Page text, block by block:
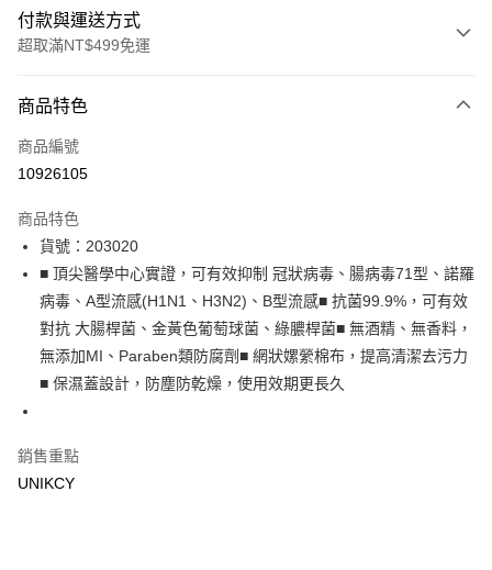
付款與運送方式
超取滿NT$499免運
icash Pay
信用卡一次付款
LINE Pay
Apple Pay
街口支付
悠遊付
運送方式
7-11取貨付款［需3-5個工作天不含預購商品］
商品特色
商品編號
10926105
商品特色
貨號：203020
■ 頂尖醫學中心實證，可有效抑制 冠狀病毒、腸病毒71型、諾羅
病毒、A型流感(H1N1、H3N2)、B型流感■ 抗菌99.9%，可有效
對抗 大腸桿菌、金黃色葡萄球菌、綠膿桿菌■ 無酒精、無香料，
無添加MI、Paraben類防腐劑■ 網狀嫘縈棉布，提高清潔去污力
■ 保濕蓋設計，防塵防乾燥，使用效期更長久
銷售重點
UNIKCY